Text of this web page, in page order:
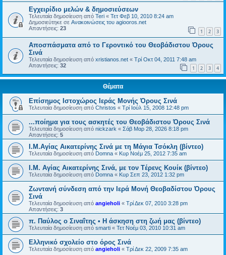
Εγχειρίδιο μελών & δημοσιεύσεων
Τελευταία δημοσίευση από Teri « Τετ Φεβ 10, 2010 8:24 am
Δημοσιεύτηκε σε Ανακοινώσεις του agiooros.net
Απαντήσεις: 23 1 2 3
Αποσπάσματα από το Γεροντικό του Θεοβάδιστου Όρους
Σινά
Τελευταία δημοσίευση από xristianos.net « Τρί Οκτ 04, 2011 7:48 am
Απαντήσεις: 32 1 2 3 4
Θέματα
Επίσημος Ιστοχώρος Ιεράς Μονής Όρους Σινά
Τελευταία δημοσίευση από Christos « Τρί Ιούλ 15, 2008 12:48 pm
...ποίημα για τους ασκητές του Θεοβάδιστου Όρους Σινά
Τελευταία δημοσίευση από nickzark « Σάβ Μαρ 28, 2026 8:18 pm
Απαντήσεις: 5
Ι.Μ.Αγίας Αικατερίνης Σινά με τη Μάγια Τσόκλη (βίντεο)
Τελευταία δημοσίευση από Domna « Κυρ Νοέμ 25, 2012 7:35 am
Ι.Μ. Αγίας Αικατερίνης Σινά, με τον Tέρενς Κουίκ (βίντεο)
Τελευταία δημοσίευση από Domna « Κυρ Σεπ 23, 2012 1:32 pm
Ζωντανή σύνδεση από την Ιερά Μονή Θεοβαδίστου Όρους
Σινά
Τελευταία δημοσίευση από angieholi « Τρί Δεκ 07, 2010 3:28 pm
Απαντήσεις: 3
π. Παύλος ο Σιναΐτης • Η άσκηση στη ζωή μας (βίντεο)
Τελευταία δημοσίευση από smarti « Τετ Νοέμ 03, 2010 10:31 am
Ελληνικό σχολείο στο όρος Σινά
Τελευταία δημοσίευση από angieholi « Τρί Δεκ 22, 2009 7:35 am